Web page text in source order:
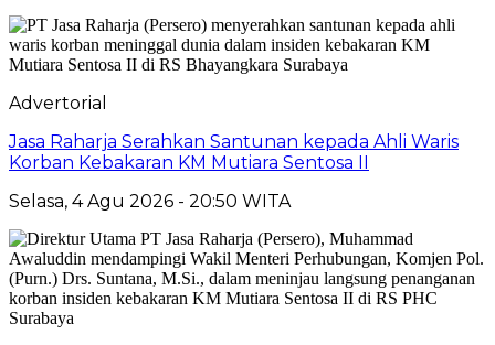
Advertorial
Jasa Raharja Serahkan Santunan kepada Ahli Waris
Korban Kebakaran KM Mutiara Sentosa II
Selasa, 4 Agu 2026 - 20:50 WITA